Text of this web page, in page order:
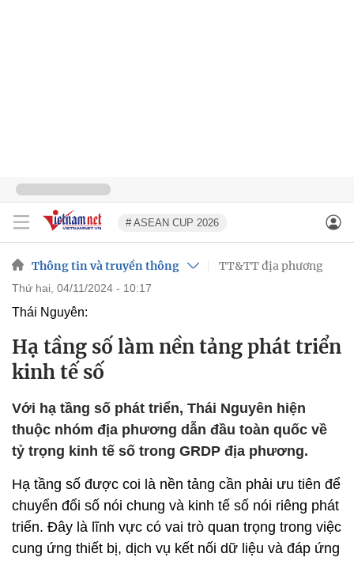
# ASEAN CUP 2026
Thông tin và truyền thông TT&TT địa phương
thứ hai, 04/11/2024 - 10:17
Thái Nguyên:
Hạ tầng số làm nền tảng phát triển
kinh tế số
Với hạ tầng số phát triển, Thái Nguyên hiện
thuộc nhóm địa phương dẫn đầu toàn quốc về
tỷ trọng kinh tế số trong GRDP địa phương.
Hạ tầng số được coi là nền tảng cần phải ưu tiên để
chuyển đổi số nói chung và kinh tế số nói riêng phát
triển. Đây là lĩnh vực có vai trò quan trọng trong việc
cung ứng thiết bị, dịch vụ kết nối dữ liệu và đáp ứng